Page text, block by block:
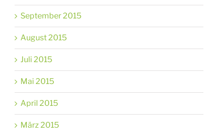
September 2015
August 2015
Juli 2015
Mai 2015
April 2015
März 2015